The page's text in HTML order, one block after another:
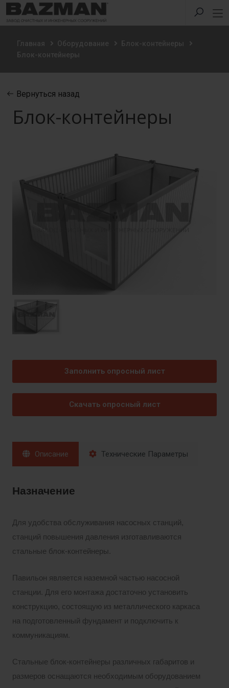
Главная Оборудование
Блок-контейнеры
Блок-контейнеры
Вернуться назад
Блок-контейнеры
Заполнить опросный лист
Скачать опросный лист
Описание Технические Параметры
Назначение
Для удобства обслуживания насосных станций,
станций повышения давления изготавливаются
стальные блок-контейнеры.
Павильон является наземной частью насосной
станции. Для его монтажа достаточно установить
конструкцию, состоящую из металлического каркаса
на подготовленный фундамент и подключить к
коммуникациям.
Стальные блок-контейнеры различных габаритов и
размеров оснащаются необходимым оборудованием